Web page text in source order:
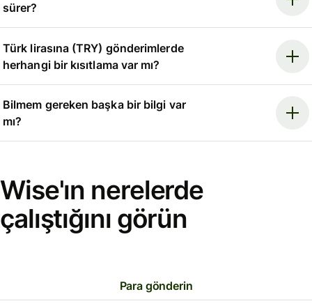
sürer?
Türk lirasına (TRY) gönderimlerde
herhangi bir kısıtlama var mı?
Bilmem gereken başka bir bilgi var
mı?
Wise'ın nerelerde
çalıştığını görün
Para gönderin